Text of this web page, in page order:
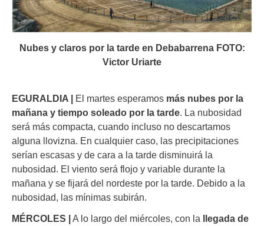
Nubes y claros por la tarde en Debabarrena FOTO:
Victor Uriarte
EGURALDIA | El martes esperamos más nubes por la
mañana y tiempo soleado por la tarde. La nubosidad
será más compacta, cuando incluso no descartamos
alguna llovizna. En cualquier caso, las precipitaciones
serían escasas y de cara a la tarde disminuirá la
nubosidad. El viento será flojo y variable durante la
mañana y se fijará del nordeste por la tarde. Debido a la
nubosidad, las mínimas subirán.
MÉRCOLES |A lo largo del miércoles, con la llegada de